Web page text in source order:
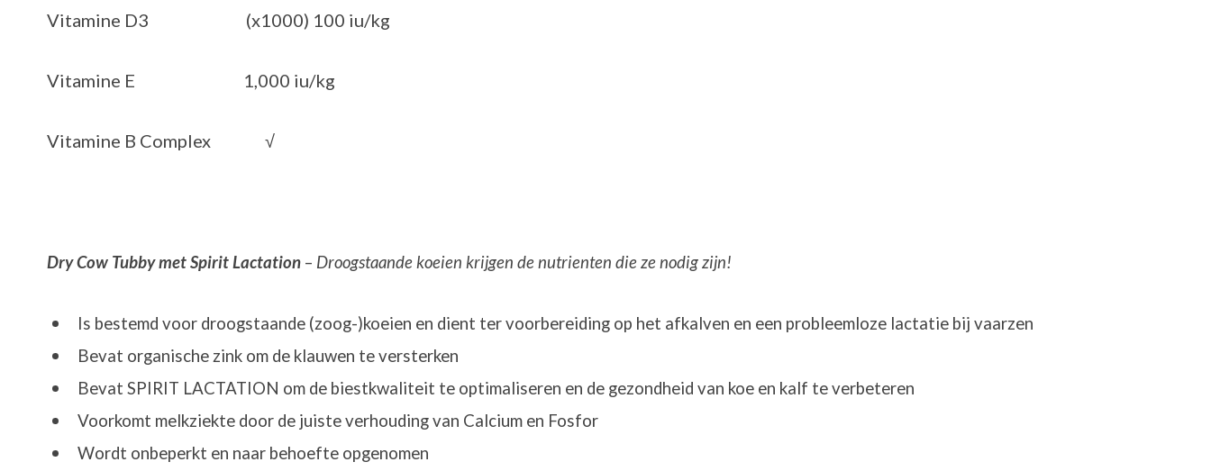
Vitamine D3 (x1000) 100 iu/kg
Vitamine E 1,000 iu/kg
Vitamine B Complex √
Dry Cow Tubby met Spirit Lactation – Droogstaande koeien krijgen de nutrienten die ze nodig zijn!
Is bestemd voor droogstaande (zoog-)koeien en dient ter voorbereiding op het afkalven en een probleemloze lactatie bij vaarzen
Bevat organische zink om de klauwen te versterken
Bevat SPIRIT LACTATION om de biestkwaliteit te optimaliseren en de gezondheid van koe en kalf te verbeteren
Voorkomt melkziekte door de juiste verhouding van Calcium en Fosfor
Wordt onbeperkt en naar behoefte opgenomen